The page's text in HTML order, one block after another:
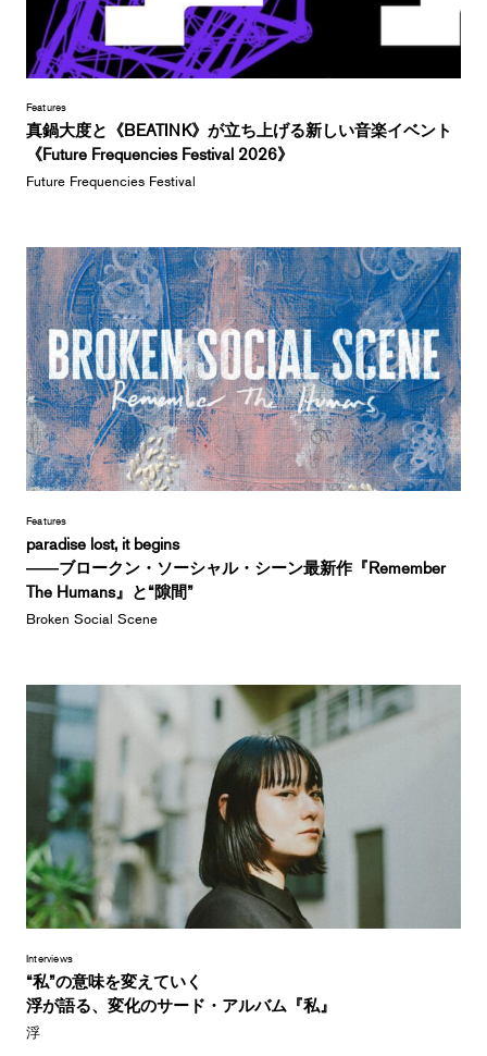
Features
真鍋大度と《BEATINK》が立ち上げる新しい音楽イベント
《Future Frequencies Festival 2026》
Future Frequencies Festival
Features
paradise lost, it begins
――ブロークン・ソーシャル・シーン最新作『Remember
The Humans』と“隙間”
Broken Social Scene
Interviews
“私”の意味を変えていく
浮が語る、変化のサード・アルバム『私』
浮